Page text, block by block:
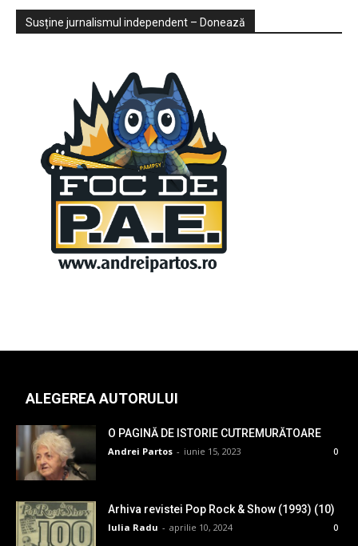
Sondaje
Video
Susține jurnalismul independent – Donează
ALEGEREA AUTORULUI
O PAGINĂ DE ISTORIE CUTREMURĂTOARE
Andrei Partos - iunie 15, 2023 0
Arhiva revistei Pop Rock & Show (1993) (10)
Iulia Radu - aprilie 10, 2024 0